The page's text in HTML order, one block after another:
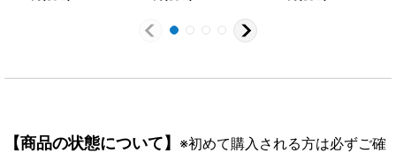
【商品の状態について】 ※初めて購入される方は必ずご確